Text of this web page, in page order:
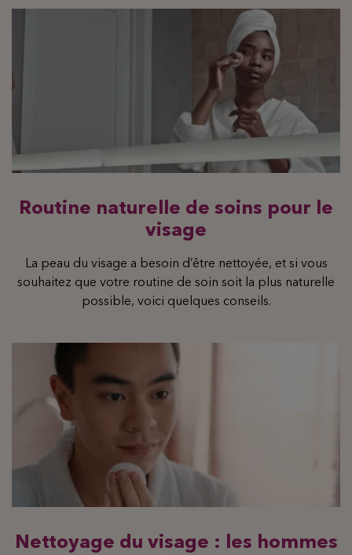
Routine naturelle de soins pour le
visage
La peau du visage a besoin d’être nettoyée, et si vous
souhaitez que votre routine de soin soit la plus naturelle
possible, voici quelques conseils.
Nettoyage du visage : les hommes